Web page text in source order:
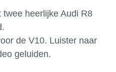
heerlijke Audi R8
de V10. Luister naar
geluiden.